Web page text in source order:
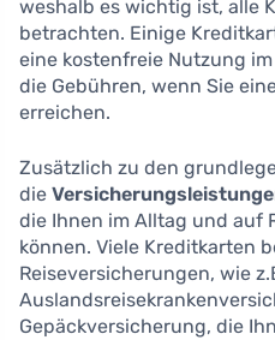
weshalb es wichtig ist, alle
betrachten. Einige
eine kostenfreie Nutzung
die Gebühren, wenn Sie
erreichen.
Zusätzlich zu den
die
die Ihnen im Alltag und auf
können. Viele Kreditkarten
Reiseversicherungen, wie
Gepäckversicherung, die